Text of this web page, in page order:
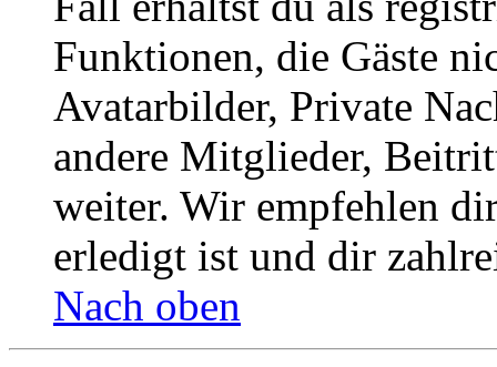
Funktionen, die Gäste
Avatarbilder, Private
andere Mitglieder,
weiter. Wir empfehlen
erledigt ist und dir
Nach oben